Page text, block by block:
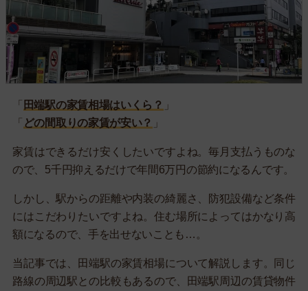
「 田端駅の家賃相場はいくら？ 」
「 どの間取りの家賃が安い？ 」
家賃はできるだけ安くしたいですよね。毎月支払うものな
ので、5千円抑えるだけで年間6万円の節約になるんです。
しかし、駅からの距離や内装の綺麗さ、防犯設備など条件
にはこだわりたいですよね。住む場所によってはかなり高
額になるので、手を出せないことも…。
当記事では、田端駅の家賃相場について解説します。同じ
路線の周辺駅との比較もあるので、田端駅周辺の賃貸物件